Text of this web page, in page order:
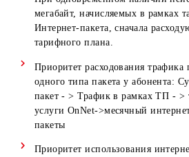
Срок действия пакета
последнего купленного
момента его покупки.
По окончанию включенного
тарифицируется согласно
При одновременном наличии
мегабайт, начисляемых в
Интернет-пакета, сначала